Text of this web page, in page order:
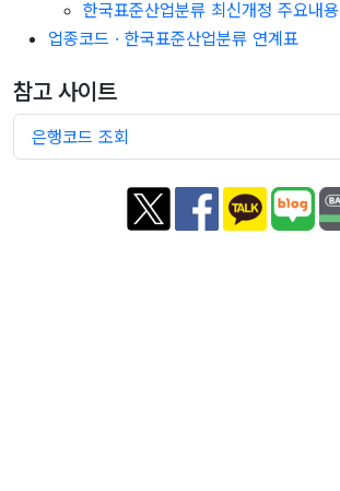
한국표준산업분류 최신개정 주요내용
업종코드 · 한국표준산업분류 연계표
참고 사이트
은행코드 조회